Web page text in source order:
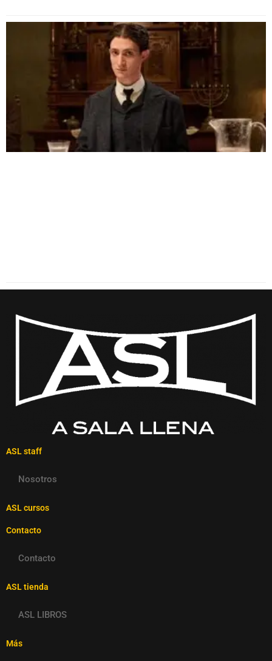
ASL staff
Nosotros
ASL cursos
Contacto
Contacto
ASL tienda
ASL LIBROS
Más